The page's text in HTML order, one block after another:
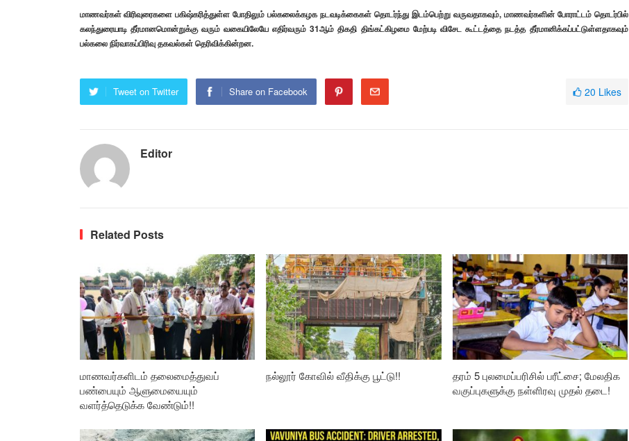
மாணவர்கள் விரிவுரைகளை பகிஷ்கரித்துள்ள போதிலும் பல்கலைக்கழக நடவடிக்கைகள் தொடர்ந்து இடம்பெற்று வருவதாகவும், மாணவர்களின் போராட்டம் தொடர்பில்
கலந்துரையாடி தீர்மானமொன்றுக்கு வரும் வகையிலேயே எதிர்வரும் 31ஆம் திகதி திங்கட்கிழமை மேற்படி விசேட கூட்டத்தை நடத்த தீர்மானிக்கப்பட்டுள்ளதாகவும்
பல்கலை நிர்வாகப்பிரிவு தகவல்கள் தெரிவிக்கின்றன.
Tweet on Twitter Share on Facebook 20 Likes
Editor
Related Posts
மாணவர்களிடம் தலைமைத்துவப்
பண்பையும் ஆளுமையையும்
வளர்த்தெடுக்க வேண்டும்!!
நல்லூர் கோவில் வீதிக்கு பூட்டு!!
தரம் 5 புலமைப்பரிசில் பரீட்சை; மேலதிக
வகுப்புகளுக்கு நள்ளிரவு முதல் தடை!